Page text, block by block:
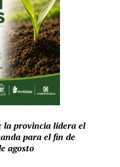
la provincia lidera el
para el fin de
agosto